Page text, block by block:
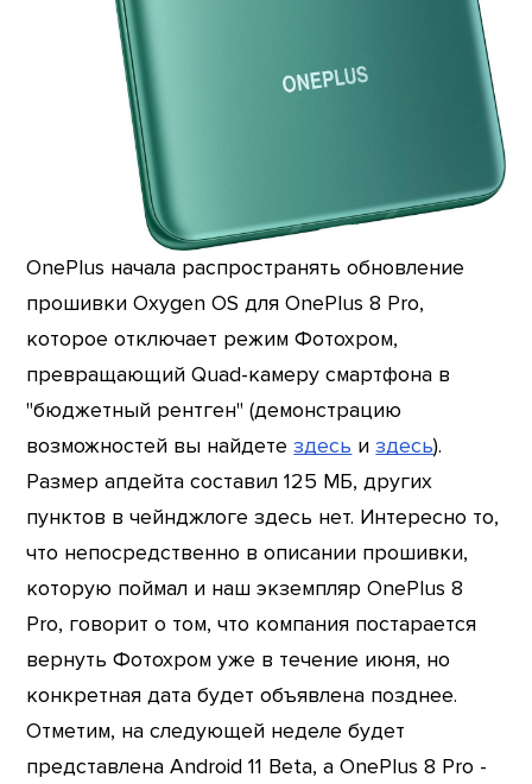
OnePlus начала распространять обновление
прошивки Oxygen OS для OnePlus 8 Pro,
которое отключает режим Фотохром,
превращающий Quad-камеру смартфона в
"бюджетный рентген" (демонстрацию
возможностей вы найдетездесь издесь).
Размер апдейта составил 125 МБ, других
пунктов в чейнджлоге здесь нет. Интересно то,
что непосредственно в описании прошивки,
которую поймал и наш экземпляр OnePlus 8
Pro, говорит о том, что компания постарается
вернуть Фотохром уже в течение июня, но
конкретная дата будет объявлена позднее.
Отметим, на следующей неделе будет
представлена Android 11 Beta, а OnePlus 8 Pro -